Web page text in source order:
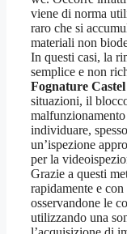
viene di norma
raro che si
materiali non
In questi casi, la
semplice e non
Fognature
situazioni, il
individuare,
un’ispezione
per la
Grazie a questi
rapidamente e
osservandone le
utilizzando una